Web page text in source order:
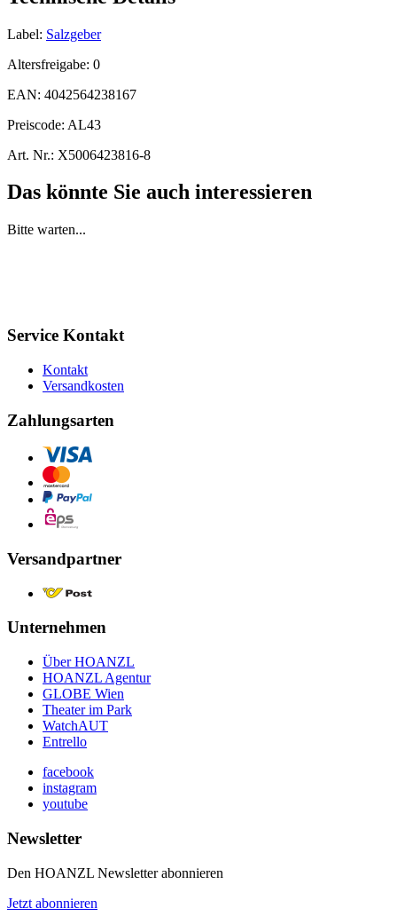
Label: Salzgeber
Altersfreigabe: 0
EAN: 4042564238167
Preiscode: AL43
Art. Nr.: X5006423816-8
Das könnte Sie auch interessieren
Bitte warten...
Service Kontakt
Kontakt
Versandkosten
Zahlungsarten
Versandpartner
Unternehmen
Über HOANZL
HOANZL Agentur
GLOBE Wien
Theater im Park
WatchAUT
Entrello
facebook
instagram
youtube
Newsletter
Den HOANZL Newsletter abonnieren
Jetzt abonnieren